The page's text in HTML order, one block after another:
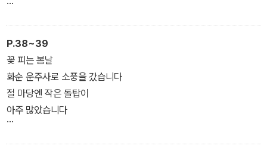
한 피 나눈 한 형제라는 걸
가르치고 싶었나 보다
그래서 모기는
매처럼 아픈 침을 들고서
밤새 윙윙
우리 방을 돌아다닌 건
아니었을까
감기가 딱 하루만 더 있다
나았으면 좋겠다
- 「감기」 전문
P.38~39
꽃 피는 봄날
화순 운주사로 소풍을 갔습니다
절 마당엔 작은 돌탑이
아주 많았습니다
소풍 다음 날부터